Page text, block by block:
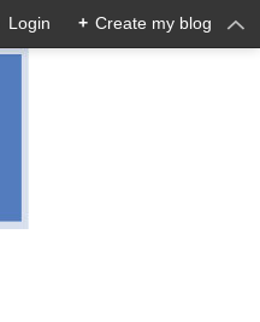
Login + Create my blog